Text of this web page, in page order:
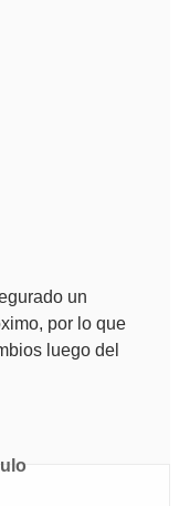
un
por lo que
luego del